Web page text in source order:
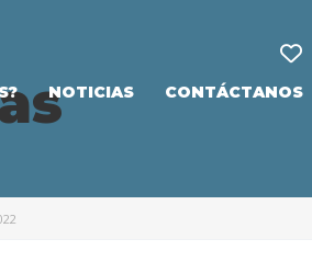
NOTICIAS CONTÁCTANOS